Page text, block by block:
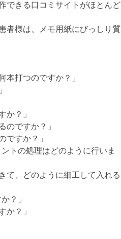
できる口コミサイトがほとんど
者様は、メモ用紙にびっしり質
本打つのですか？」
か？」
のですか？」
ですか？」
トの処理はどのように行いま
て、どのように細工して入れる
？」
か？」